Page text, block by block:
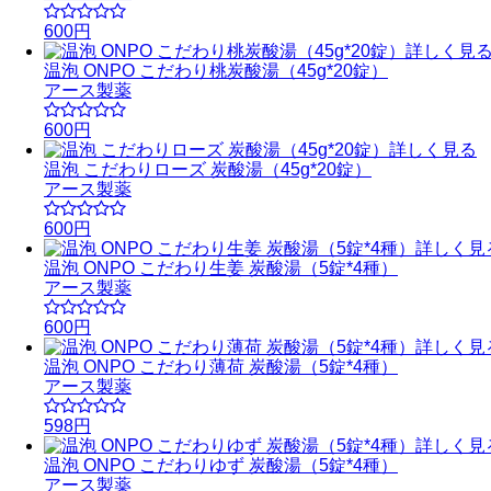
600円
詳しく見る
温泡 ONPO こだわり桃炭酸湯（45g*20錠）
アース製薬
600円
詳しく見る
温泡 こだわりローズ 炭酸湯（45g*20錠）
アース製薬
600円
詳しく見
温泡 ONPO こだわり生姜 炭酸湯（5錠*4種）
アース製薬
600円
詳しく見
温泡 ONPO こだわり薄荷 炭酸湯（5錠*4種）
アース製薬
598円
詳しく見
温泡 ONPO こだわりゆず 炭酸湯（5錠*4種）
アース製薬